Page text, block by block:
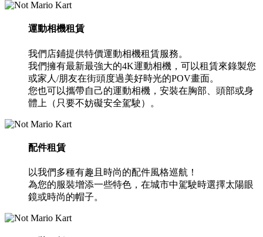
運動相機租賃
我們店鋪提供特價運動相機租賃服務。
我們擁有最新最強大的4K運動相機，可以租賃來錄製您
或家人/朋友在街頭度過美好時光的POV畫面。
您也可以攜帶自己的運動相機，安裝在胸部、頭部或身
體上（只要不妨礙安全駕駛）。
配件租賃
以我們多種有趣且時尚的配件風格巡航！
為您的服裝增添一些特色，在城市中駕駛時選擇太陽眼
鏡或時尚的帽子。